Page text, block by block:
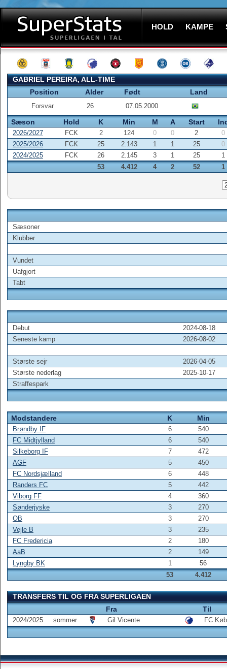
HOLD KAMPE
GABRIEL PEREIRA, ALL-TIME
Position
Alder Født Land
Forsvar 26 07.05.2000
Sæson Hold K Min M A Start
2026/2027 FCK 2 124 0 0 2
0
2025/2026
FCK 25 2.143 1 1 25
0
2024/2025
FCK 26 2.145 3 1 25
1
53
4.412 4 2 52 1
Sæsoner
Klubber
Vundet
Uafgjort
Tabt
Debut
2024-08-18
Seneste kamp
2026-08-02
Største sejr
2026-04-05
Største nederlag
2025-10-17
Straffespark
Modstandere K Min
Brøndby IF 6
540
FC Midtjylland
6
540
Silkeborg IF
7
472
AGF
5
450
FC Nordsjælland
6
448
Randers FC
5
442
Viborg FF
4
360
Sønderjyske
3
270
OB
3
270
Vejle B
3
235
FC Fredericia
2
180
AaB
2
149
Lyngby BK
1
56
53
4.412
TRANSFERS TIL OG FRA SUPERLIGAEN
Fra
Til
2024/2025 sommer Gil Vicente FC